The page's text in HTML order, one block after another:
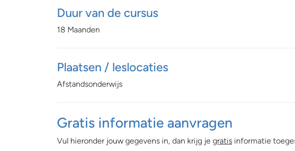
Duur van de cursus
18 Maanden
Plaatsen / leslocaties
Afstandsonderwijs
Gratis informatie aanvragen
Vul hieronder jouw gegevens in, dan krijg je gratis informatie